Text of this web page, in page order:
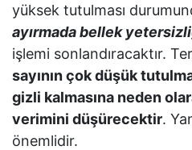
yüksek tutulması
ayırmada bellek
işlemi sonlandıracaktır.
sayının çok düşük
gizli kalmasına neden
verimini düşürecektir.
önemlidir.